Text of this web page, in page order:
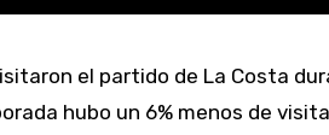
hubo un 6% menos de